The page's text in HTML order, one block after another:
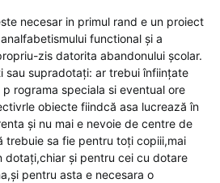
necesar in primul rand e un proiect
functional și a
zis datorita abandonului școlar.
sau supradotați: ar trebui înființate
rograma speciala si eventual ore
obiecte fiindcă asa lucrează în
și nu mai e nevoie de centre de
trebuie sa fie pentru toți copiii,mai
dotați,chiar și pentru cei cu dotare
pentru asta e necesara o